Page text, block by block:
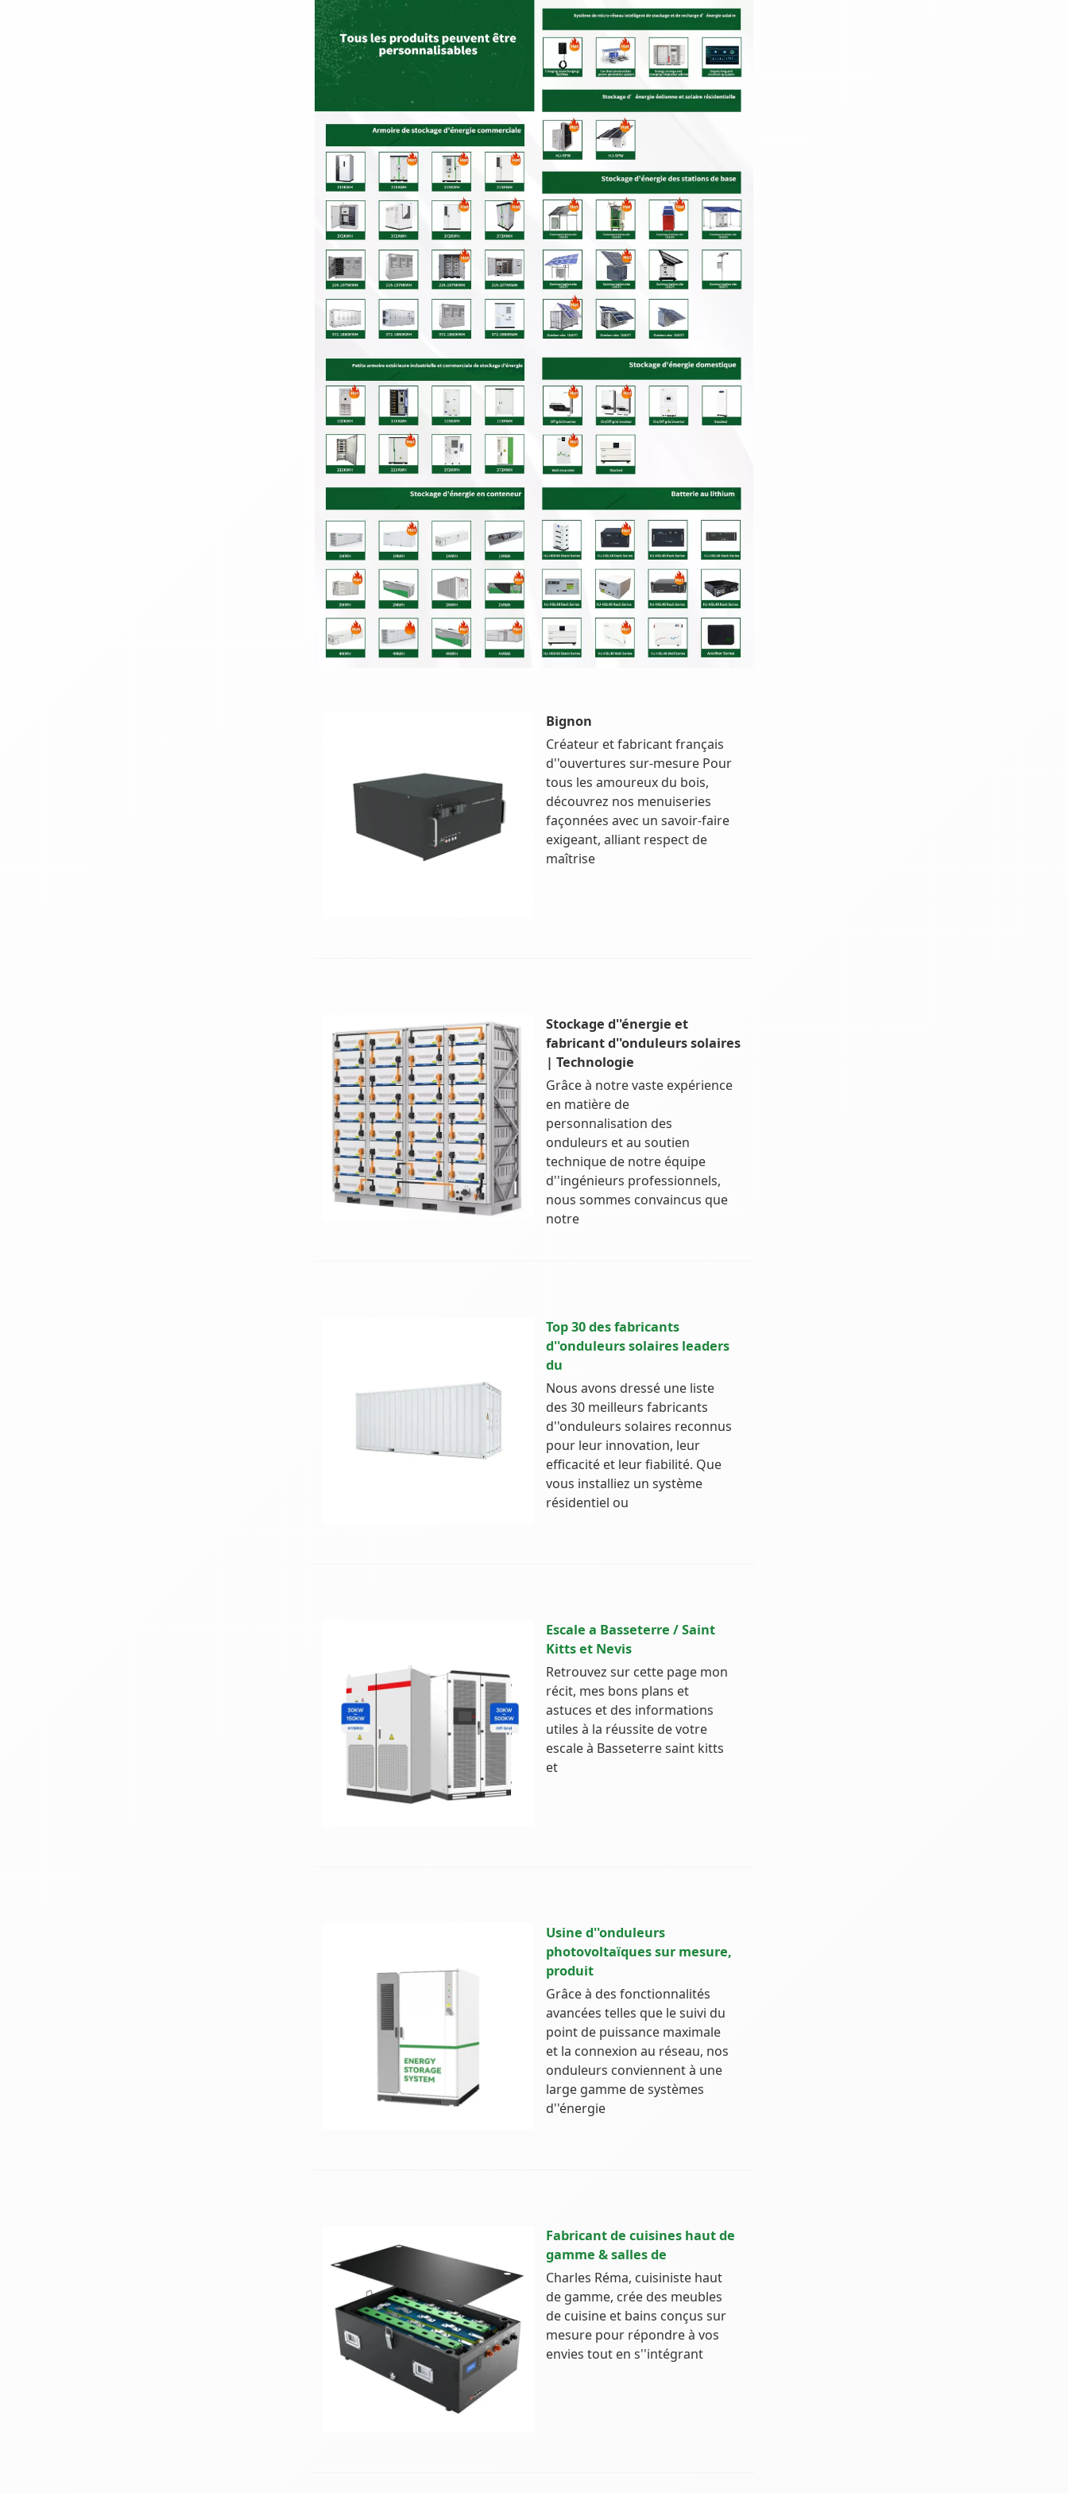
Bignon
Créateur et fabricant français
d''ouvertures sur-mesure Pour
tous les amoureux du bois,
découvrez nos menuiseries
façonnées avec un savoir-faire
exigeant, alliant respect de
maîtrise
Stockage d''énergie et
fabricant d''onduleurs solaires
| Technologie
Grâce à notre vaste expérience
en matière de
personnalisation des
onduleurs et au soutien
technique de notre équipe
d''ingénieurs professionnels,
nous sommes convaincus que
notre
Top 30 des fabricants
d''onduleurs solaires leaders
du
Nous avons dressé une liste
des 30 meilleurs fabricants
d''onduleurs solaires reconnus
pour leur innovation, leur
efficacité et leur fiabilité. Que
vous installiez un système
résidentiel ou
Escale a Basseterre / Saint
Kitts et Nevis
Retrouvez sur cette page mon
récit, mes bons plans et
astuces et des informations
utiles à la réussite de votre
escale à Basseterre saint kitts
et
Usine d''onduleurs
photovoltaïques sur mesure,
produit
Grâce à des fonctionnalités
avancées telles que le suivi du
point de puissance maximale
et la connexion au réseau, nos
onduleurs conviennent à une
large gamme de systèmes
d''énergie
Fabricant de cuisines haut de
gamme & salles de
Charles Réma, cuisiniste haut
de gamme, crée des meubles
de cuisine et bains conçus sur
mesure pour répondre à vos
envies tout en s''intégrant